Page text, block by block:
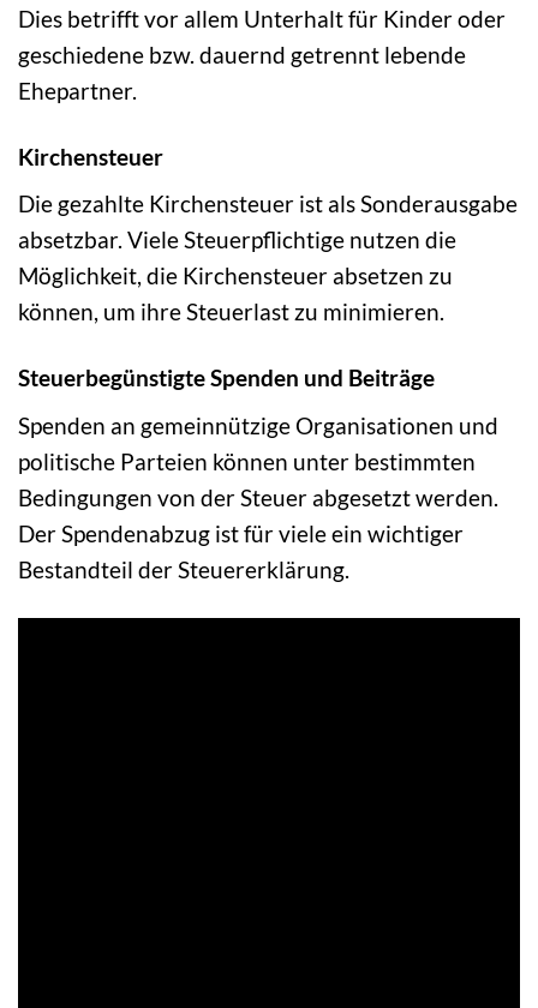
Dies betrifft vor allem Unterhalt für Kinder oder
geschiedene bzw. dauernd getrennt lebende
Ehepartner.
Kirchensteuer
Die gezahlte Kirchensteuer ist als Sonderausgabe
absetzbar. Viele Steuerpflichtige nutzen die
Möglichkeit, die Kirchensteuer absetzen zu
können, um ihre Steuerlast zu minimieren.
Steuerbegünstigte Spenden und Beiträge
Spenden an gemeinnützige Organisationen und
politische Parteien können unter bestimmten
Bedingungen von der Steuer abgesetzt werden.
Der Spendenabzug ist für viele ein wichtiger
Bestandteil der Steuererklärung.